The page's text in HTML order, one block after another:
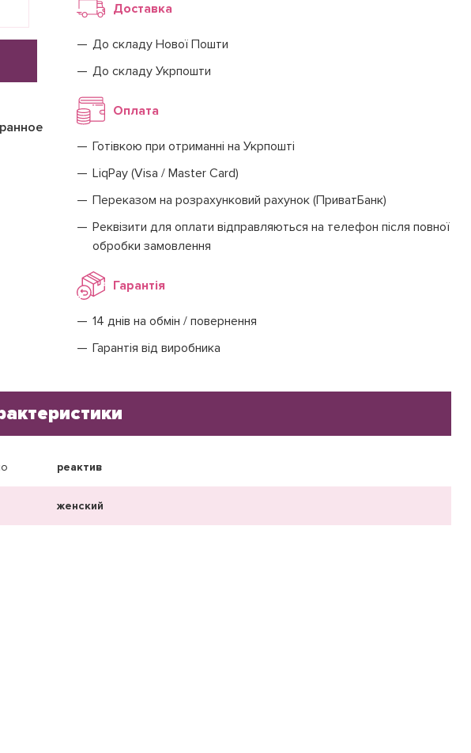
Доставка
До складу Нової Пошти
До складу Укрпошти
Оплата
Готівкою при отриманні на Укрпошті
LiqPay (Visa / Master Card)
Переказом на розрахунковий рахунок (ПриватБанк)
Реквізити для оплати відправляються на телефон після повної
обробки замовлення
Гарантія
14 днів на обмін / повернення
Гарантія від виробника
реактив
женский